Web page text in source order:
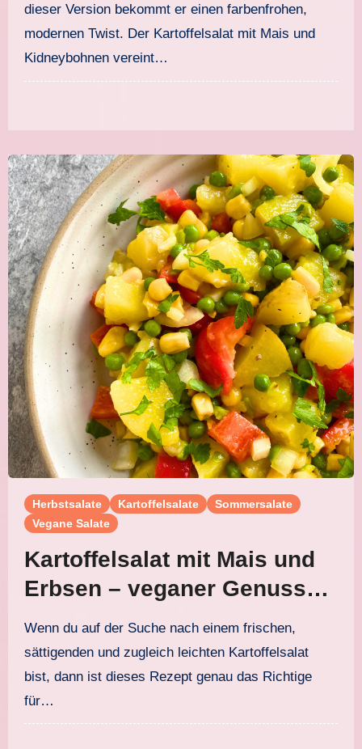
dieser Version bekommt er einen farbenfrohen,
modernen Twist. Der Kartoffelsalat mit Mais und
Kidneybohnen vereint…
Herbstsalate Kartoffelsalate
Sommersalate
Vegane Salate
Kartoffelsalat mit Mais und
Erbsen – veganer Genuss
ganz ohne Mayonnaise
Wenn du auf der Suche nach einem frischen,
sättigenden und zugleich leichten Kartoffelsalat
bist, dann ist dieses Rezept genau das Richtige
für…